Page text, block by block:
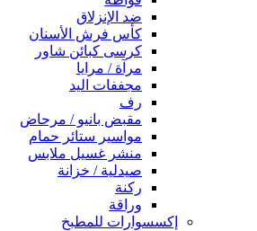
ضد الإنزلاق
كأس فرش الأسنان
كرسى كبائن شاور
مرآة / مرايا
مجففات اليد
رف
مقبض بانيو / مرحاض
مواسير ستائر حمام
منشر غسيل ملابس
صيدلية / خزانة
ركنة
وراقة
إكسسوارات للمطبخ